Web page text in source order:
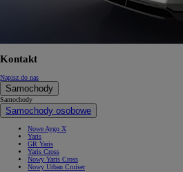
Kontakt
Napisz do nas
Samochody
Samochody
Samochody osobowe
Nowe Aygo X
Yaris
GR Yaris
Yaris Cross
Nowy Yaris Cross
Nowy Urban Cruiser